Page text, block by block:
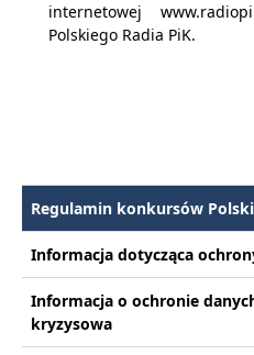
internetowej
Polskiego Radia PiK.
Regulamin konkursów
Informacja dotycząca
Informacja o ochronie
kryzysowa